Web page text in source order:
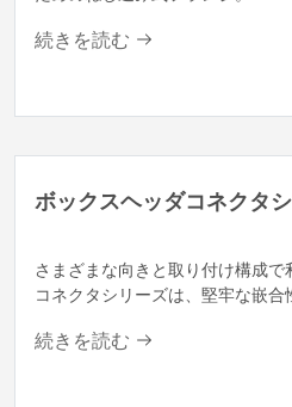
続きを読む
ボックスヘッダコネクタ
さまざまな向きと取り付け構成
コネクタシリーズは、堅牢な嵌合
続きを読む